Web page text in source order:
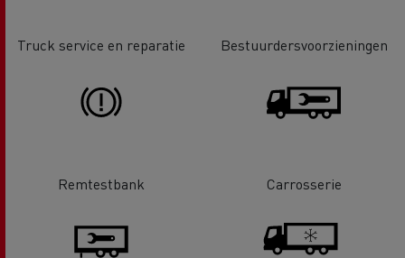
Truck service en reparatie Bestuurdersvoorzieningen
Remtestbank Carrosserie